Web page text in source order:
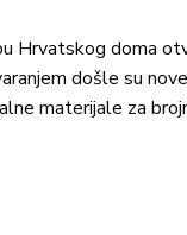
Hrvatskog doma
došle su
materijale za